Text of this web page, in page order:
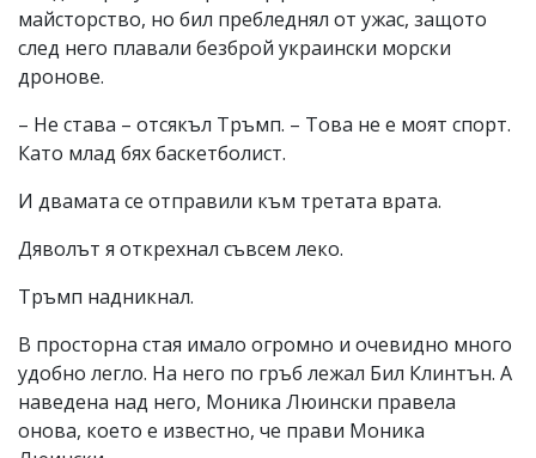
майсторство, но бил пребледнял от ужас, защото
след него плавали безброй украински морски
дронове.
– Не става – отсякъл Тръмп. – Това не е моят спорт.
Като млад бях баскетболист.
И двамата се отправили към третата врата.
Дяволът я открехнал съвсем леко.
Тръмп надникнал.
В просторна стая имало огромно и очевидно много
удобно легло. На него по гръб лежал Бил Клинтън. А
наведена над него, Моника Люински правела
онова, което е известно, че прави Моника